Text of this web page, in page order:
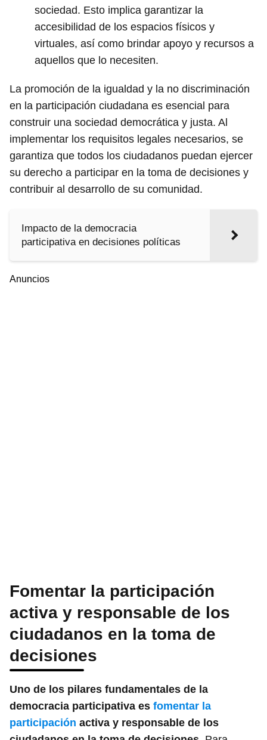
sociedad. Esto implica garantizar la
accesibilidad de los espacios físicos y
virtuales, así como brindar apoyo y recursos a
aquellos que lo necesiten.
La promoción de la igualdad y la no discriminación
en la participación ciudadana es esencial para
construir una sociedad democrática y justa. Al
implementar los requisitos legales necesarios, se
garantiza que todos los ciudadanos puedan ejercer
su derecho a participar en la toma de decisiones y
contribuir al desarrollo de su comunidad.
Impacto de la democracia
participativa en decisiones políticas
Anuncios
Fomentar la participación
activa y responsable de los
ciudadanos en la toma de
decisiones
Uno de los pilares fundamentales de la
democracia participativa es fomentar la
participación activa y responsable de los